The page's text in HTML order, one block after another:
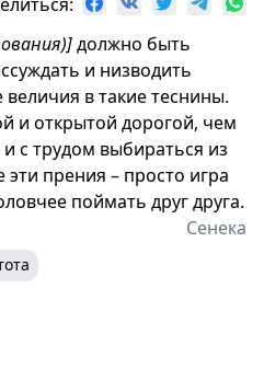
должно быть
и низводить
в такие теснины.
и открытой дорогой, чем
с трудом выбираться из
эти прения – просто игра
поймать друг друга.
Сенека